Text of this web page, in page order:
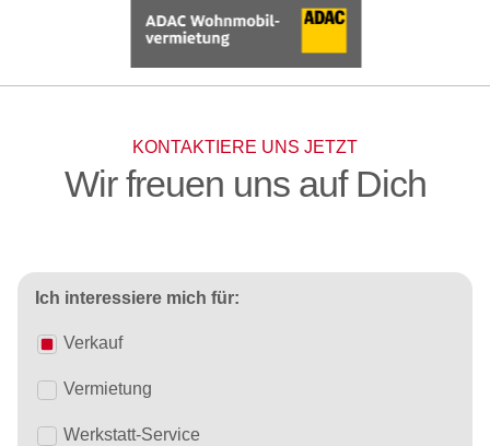
KONTAKTIERE UNS JETZT
Wir freuen uns auf Dich
Ich interessiere mich für:
Verkauf
Vermietung
Werkstatt-Service